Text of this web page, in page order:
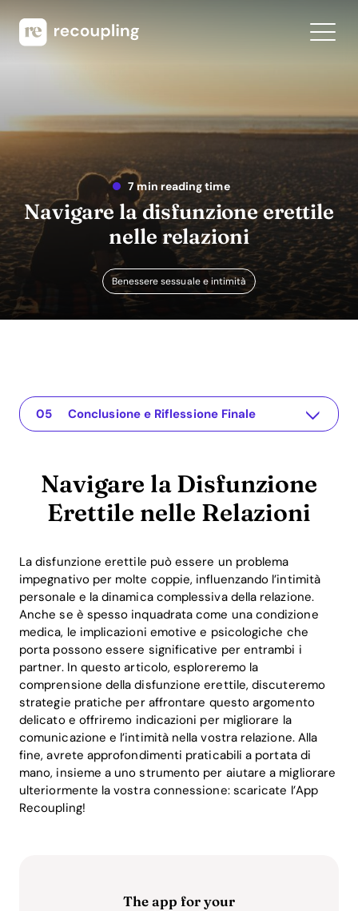
7 min reading time
Navigare la disfunzione erettile
nelle relazioni
Benessere sessuale e intimità
Navigare la Disfunzione Erettile nelle Relazioni
The app for your relationship
Comprendere il Problema
Soluzioni Pratiche o Approfondimenti
Conclusione e Riflessione Finale
Navigare la Disfunzione
Erettile nelle Relazioni
La disfunzione erettile può essere un problema
impegnativo per molte coppie, influenzando l’intimità
personale e la dinamica complessiva della relazione.
Anche se è spesso inquadrata come una condizione
medica, le implicazioni emotive e psicologiche che
porta possono essere significative per entrambi i
partner. In questo articolo, esploreremo la
comprensione della disfunzione erettile, discuteremo
strategie pratiche per affrontare questo argomento
delicato e offriremo indicazioni per migliorare la
comunicazione e l’intimità nella vostra relazione. Alla
fine, avrete approfondimenti praticabili a portata di
mano, insieme a uno strumento per aiutare a migliorare
ulteriormente la vostra connessione: scaricate l’App
Recoupling!
The app for your